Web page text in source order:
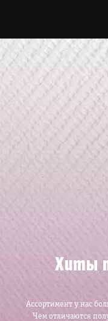
Хиты
Ассортимент у нас
Чем отличаются